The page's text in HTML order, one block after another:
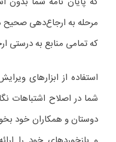
مرحله به ارجاع‌دهی صحیح
که تمامی منابع به درستی
شما در اصلاح اشتباهات
دوستان و همکاران خود